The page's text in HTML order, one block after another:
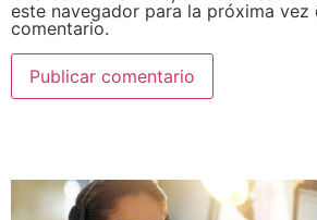
este navegador para la próxima vez
comentario.